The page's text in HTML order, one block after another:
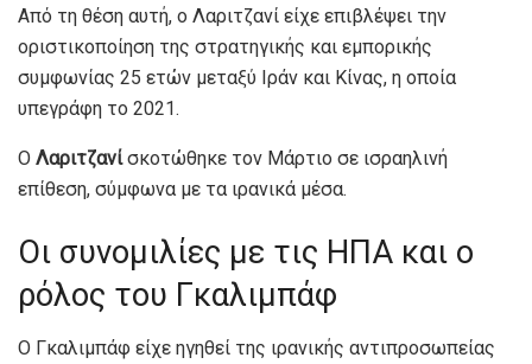
Από τη θέση αυτή, ο Λαριτζανί είχε επιβλέψει την
οριστικοποίηση της στρατηγικής και εμπορικής
συμφωνίας 25 ετών μεταξύ Ιράν και Κίνας, η οποία
υπεγράφη το 2021.
Ο Λαριτζανίσκοτώθηκε τον Μάρτιο σε ισραηλινή
επίθεση, σύμφωνα με τα ιρανικά μέσα.
Οι συνομιλίες με τις ΗΠΑ και ο
ρόλος του Γκαλιμπάφ
Ο Γκαλιμπάφ είχε ηγηθεί της ιρανικής αντιπροσωπείας